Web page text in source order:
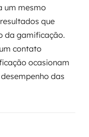
um mesmo
que
da gamificação.
contato
ocasionam
das